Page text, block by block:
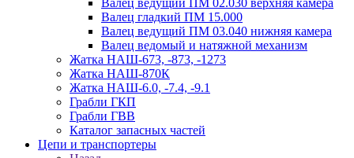
Валец ведущий ПМ 02.030 верхняя камера
Валец гладкий ПМ 15.000
Валец ведущий ПМ 03.040 нижняя камера
Валец ведомый и натяжной механизм
Жатка НАШ-673, -873, -1273
Жатка НАШ-870К
Жатка НАШ-6.0, -7.4, -9.1
Грабли ГКП
Грабли ГВВ
Каталог запасных частей
Цепи и транспортеры